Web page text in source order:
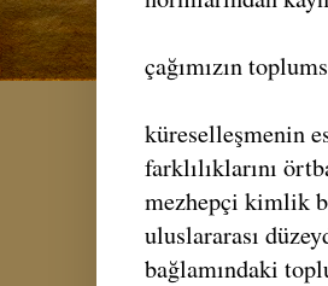
çağımızın
küreselleşmenin
farklılıklarını
mezhepçi kimlik
uluslararası
bağlamındaki